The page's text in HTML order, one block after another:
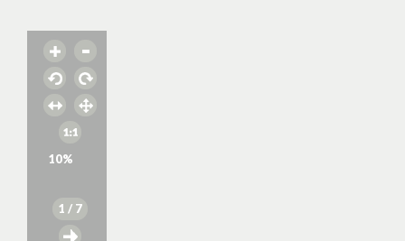
10%
1 / 7